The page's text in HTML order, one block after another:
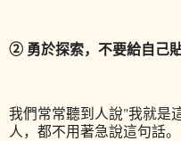
② 勇於探索，不要給自己
我們常常聽到人說"我就是
人，都不用著急說這句話。